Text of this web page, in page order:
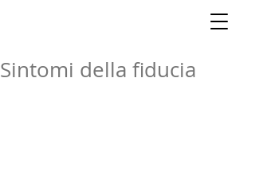
Sintomi della fiducia